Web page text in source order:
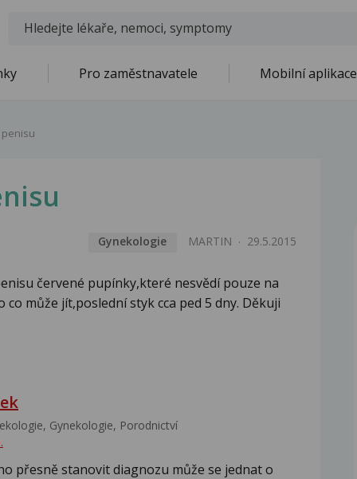
Pro zaměstnavatele Mobilní aplikace
Gynekologie MARTIN 29.5.2015
červené pupínky,které nesvědí pouze na
může jít,poslední styk cca ped 5 dny. Děkuji
Gynekologie, Porodnictví
přesně stanovit diagnozu může se jednat o